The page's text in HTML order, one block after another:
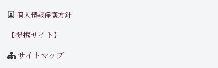
個人情報保護方針
【提携サイト】
サイトマップ